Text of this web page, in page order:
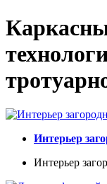
Интерьер
Интерьер